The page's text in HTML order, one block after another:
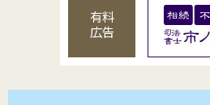
有料
広告